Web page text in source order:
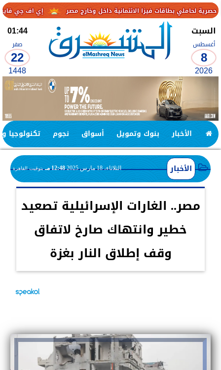
إي اف چي فاينانس تستعرض فيزا الائتمانية داخل وخارج مصر
السبت
أغسطس
8
2026
01:44
صفر
22
1448
الأخبار بنوك وتمويل أسواق نجوم تكنولوجيا
الأخبار الثلاثاء، 18 مارس 2025 12:48 مـ بتوقيت القاهرة
مصر.. الغارات الإسرائيلية تصعيد
خطير وانتهاك صارخ لاتفاق
وقف إطلاق النار بغزة